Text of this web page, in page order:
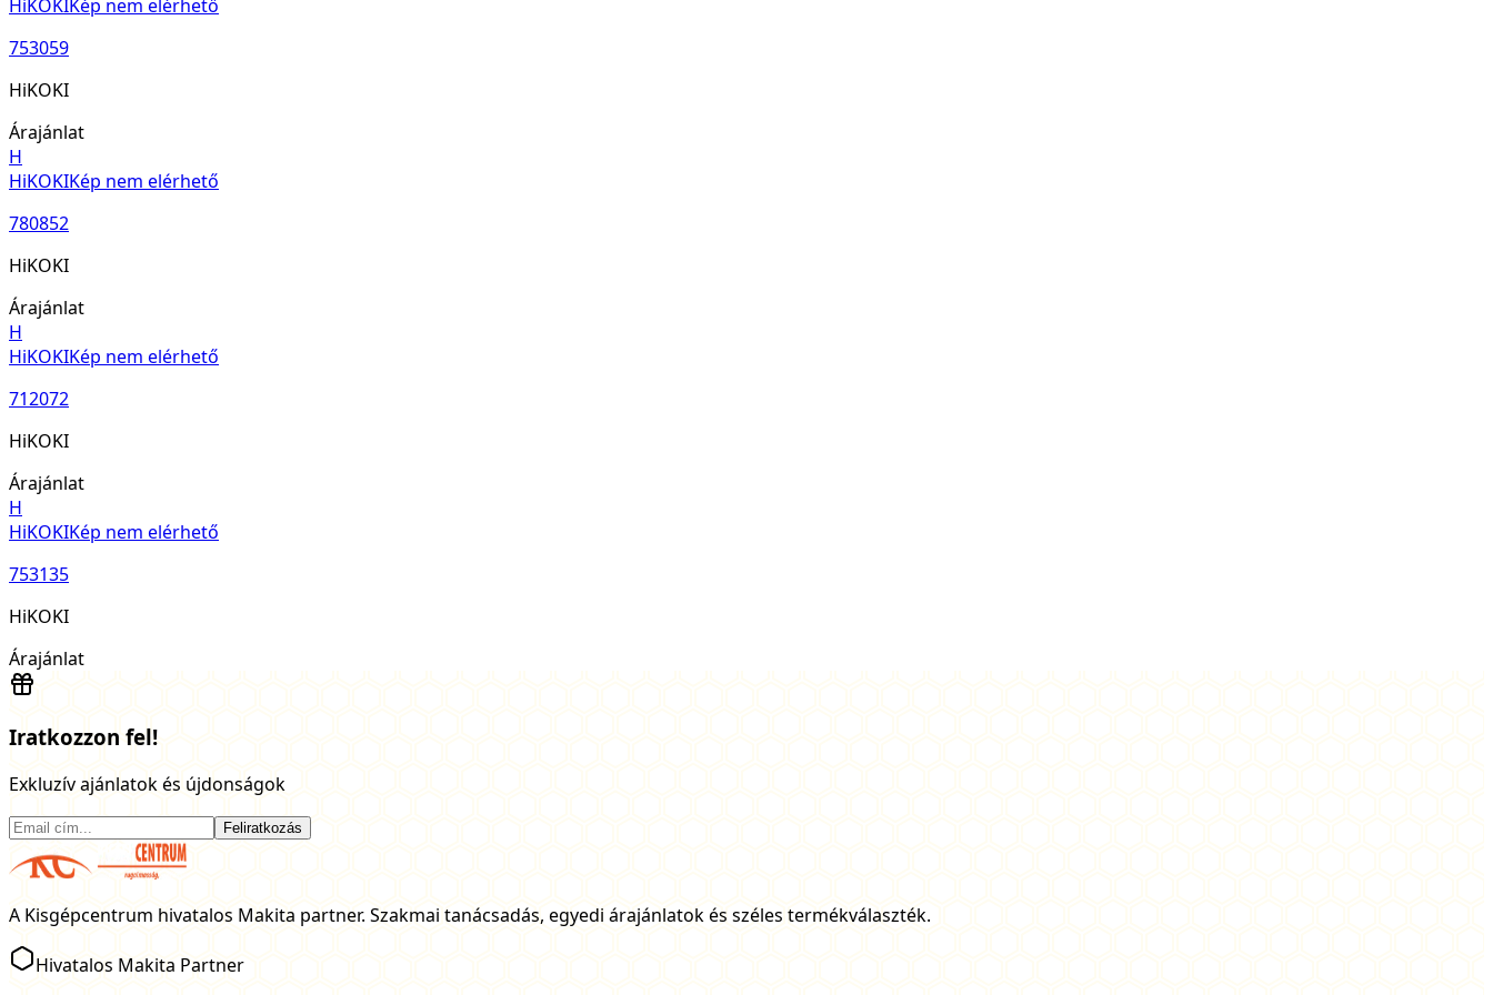
HiKOKIKép nem elérhető
753059
HiKOKI
Árajánlat
H
HiKOKIKép nem elérhető
780852
HiKOKI
Árajánlat
H
HiKOKIKép nem elérhető
712072
HiKOKI
Árajánlat
H
HiKOKIKép nem elérhető
753135
HiKOKI
Árajánlat
Iratkozzon fel!
Exkluzív ajánlatok és újdonságok
Feliratkozás
A Kisgépcentrum hivatalos Makita partner. Szakmai tanácsadás, egyedi árajánlatok és széles termékválaszték.
Hivatalos Makita Partner